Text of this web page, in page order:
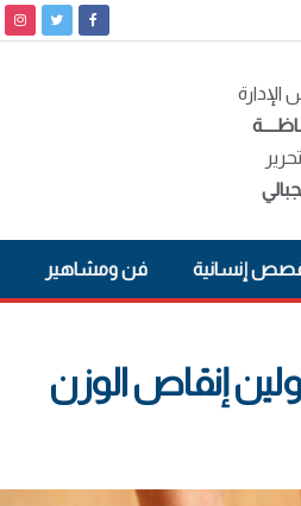
إنسانية فن ومشاهير